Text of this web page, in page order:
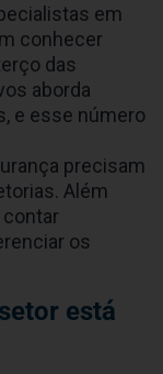
em
conhecer
das
aborda
e esse número
precisam
Além
os
está